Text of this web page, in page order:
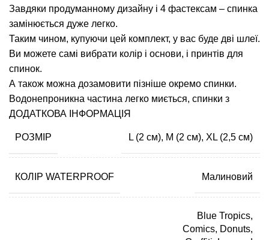
Завдяки продуманному дизайну і 4 фастексам – спинка
замінюється дуже легко.
Таким чином, купуючи цей комплект, у вас буде дві шлеї.
Ви можете самі вибрати колір і основи, і принтів для
спинок.
А також можна дозамовити пізніше окремо спинки.
Водонепроникна частина легко миється, спинки з
водовідштовхуючої тканини – легко можна витирати
необхідності.
ДОДАТКОВА ІНФОРМАЦІЯ
РОЗМІР L (2 см), M (2 см), XL (2,5 см)
КОЛІР WATERPROOF Малиновий
Blue Tropics,
Comics, Donuts,